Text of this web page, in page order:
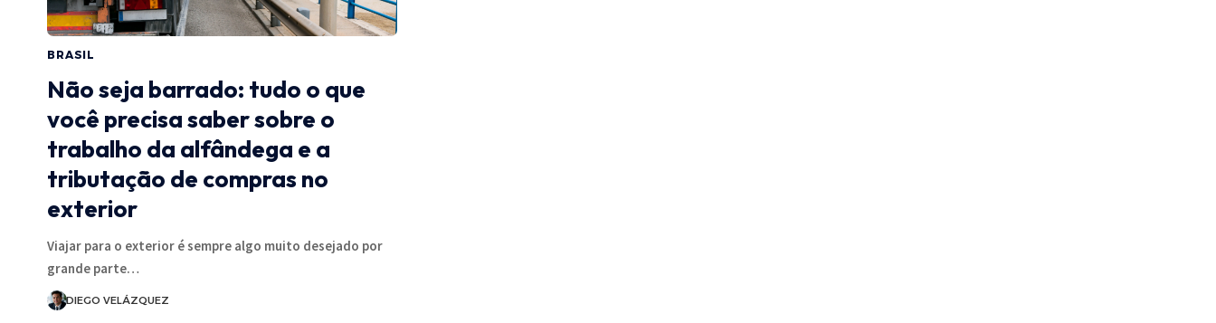
BRASIL
Não seja barrado: tudo o que
você precisa saber sobre o
trabalho da alfândega e a
tributação de compras no
exterior
Viajar para o exterior é sempre algo muito desejado por
grande parte…
DIEGO VELÁZQUEZ